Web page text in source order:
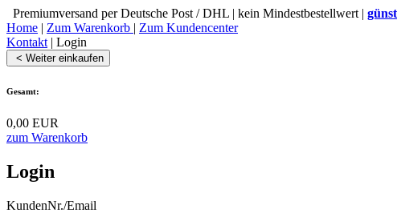
Premiumversand per Deutsche Post / DHL | kein Mindestbestellwert |
Home | Zum Warenkorb | Zum Kundencenter
Kontakt | Login
< Weiter einkaufen
Gesamt:
0,00 EUR
zum Warenkorb
Login
KundenNr./Email